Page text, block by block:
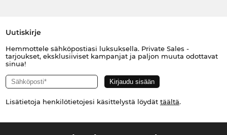
Uutiskirje
Hemmottele sähköpostiasi luksuksella. Private Sales -
tarjoukset, eksklusiiviset kampanjat ja paljon muuta odottavat
sinua!
Lisätietoja henkilötietojesi käsittelystä löydät täältä.